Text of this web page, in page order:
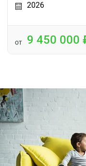
2026
от 9 450 000